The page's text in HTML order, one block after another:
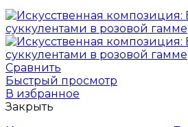
Сравнить
Быстрый просмотр
В избранное
Закрыть